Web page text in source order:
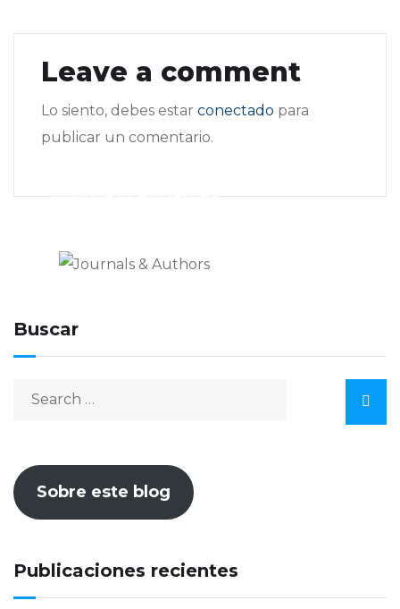
Leave a comment
Lo siento, debes estar conectado para
publicar un comentario.
El blog de los editores para
Buscar
Sobre este blog
Publicaciones recientes